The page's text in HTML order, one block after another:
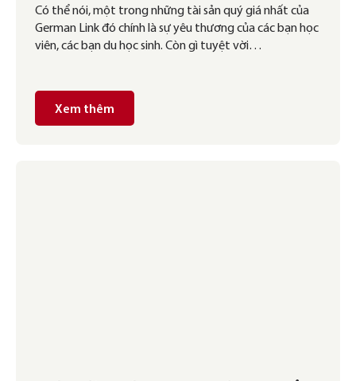
nhà
Có thể nói, một trong những tài sản quý giá nhất của
German Link đó chính là sự yêu thương của các bạn học
viên, các bạn du học sinh. Còn gì tuyệt vời…
Xem thêm